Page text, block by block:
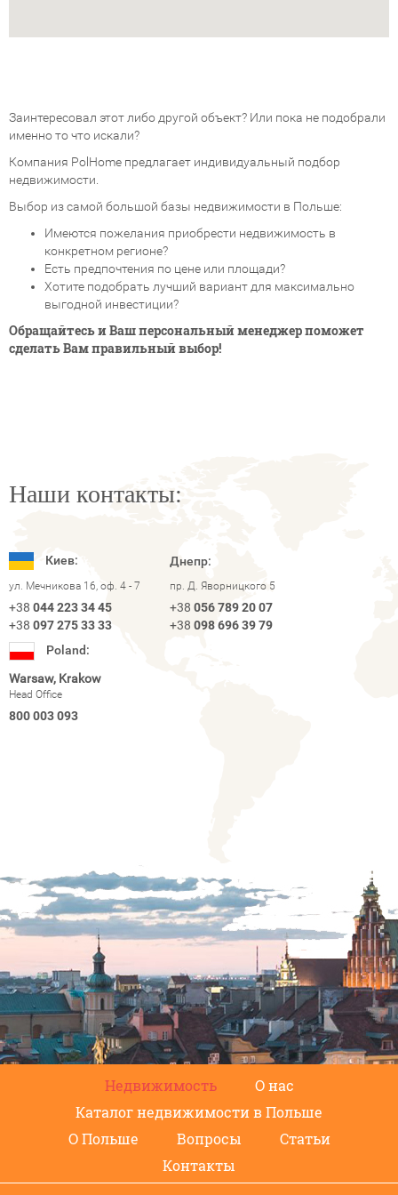
Заинтересовал этот либо другой объект? Или пока не подобрали
именно то что искали?
Компания PolHome предлагает индивидуальный подбор
недвижимости.
Выбор из самой большой базы недвижимости в Польше:
Имеются пожелания приобрести недвижимость в
конкретном регионе?
Есть предпочтения по цене или площади?
Хотите подобрать лучший вариант для максимально
выгодной инвестиции?
Обращайтесь и Ваш персональный менеджер поможет
сделать Вам правильный выбор!
Наши контакты:
Киев:
ул. Мечникова 16, оф. 4 - 7
+38 044 223 34 45
+38 097 275 33 33
Днепр:
пр. Д. Яворницкого 5
+38 056 789 20 07
+38 098 696 39 79
Poland:
Warsaw, Krakow
Head Office
800 003 093
Недвижимость
О нас
Каталог недвижимости в Польше
О Польше
Вопросы
Статьи
Контакты